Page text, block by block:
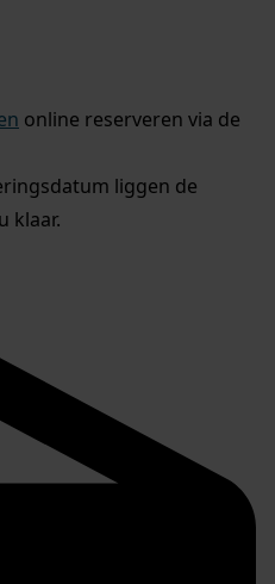
online reserveren via de
liggen de
klaar.